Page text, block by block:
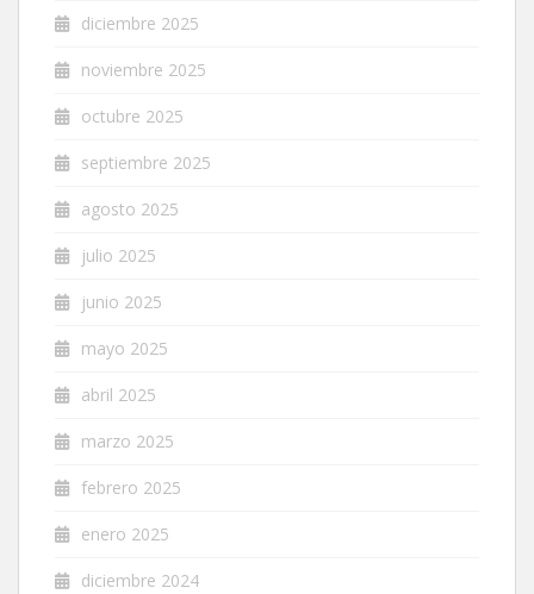
diciembre 2025
noviembre 2025
octubre 2025
septiembre 2025
agosto 2025
julio 2025
junio 2025
mayo 2025
abril 2025
marzo 2025
febrero 2025
enero 2025
diciembre 2024